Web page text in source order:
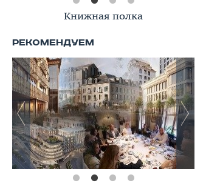
Книжная полка